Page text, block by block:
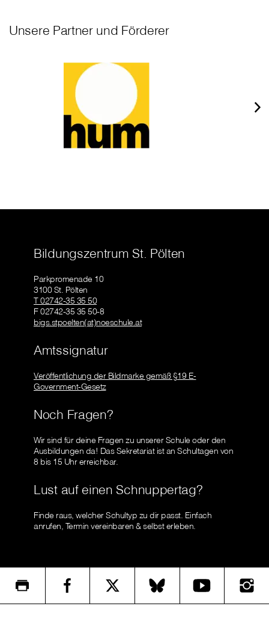
Unsere Partner und Förderer
Bildungszentrum St. Pölten
Parkpromenade 10
3100 St. Pölten
T 02742-35 35 50
F 02742-35 35 50-8
bigs.stpoelten(at)noeschule.at
Amtssignatur
Veröffentlichung der Bildmarke gemäß §19 E-
Government-Gesetz
Noch Fragen?
Wir sind für deine Fragen zu unserer Schule oder den
Ausbildungen da! Das Sekretariat ist an Schultagen von
8 bis 15 Uhr erreichbar.
Lust auf einen Schnuppertag?
Finde raus, welcher Schultyp zu dir passt. Einfach
anrufen, Termin vereinbaren & selbst erleben.